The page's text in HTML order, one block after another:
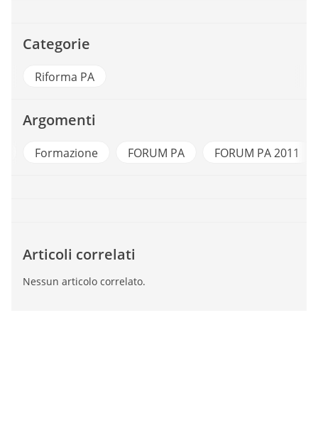
Categorie
Riforma PA
Argomenti
Formazione FORUM PA FORUM PA 2011
Articoli correlati
Nessun articolo correlato.